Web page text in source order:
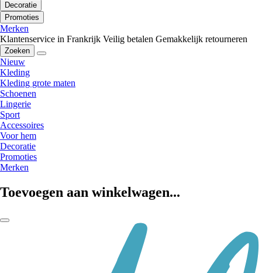
Decoratie
Promoties
Merken
Klantenservice in Frankrijk Veilig betalen Gemakkelijk retourneren
Zoeken
Nieuw
Kleding
Kleding grote maten
Schoenen
Lingerie
Sport
Accessoires
Voor hem
Decoratie
Promoties
Merken
Toevoegen aan winkelwagen...